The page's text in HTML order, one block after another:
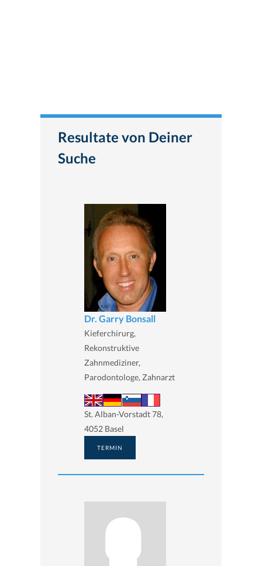
Resultate von Deiner
Suche
Dr. Garry Bonsall
Kieferchirurg,
Rekonstruktive
Zahnmediziner,
Parodontologe, Zahnarzt
St. Alban-Vorstadt 78,
4052 Basel
TERMIN